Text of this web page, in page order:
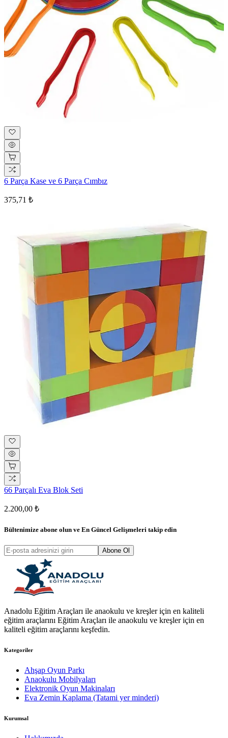
6 Parça Kase ve 6 Parça Cımbız
375,71 ₺
66 Parçalı Eva Blok Seti
2.200,00 ₺
Bültenimize abone olun ve En Güncel Gelişmeleri takip edin
Abone Ol
Anadolu Eğitim Araçları ile anaokulu ve kreşler için en kaliteli
eğitim araçlarını Eğitim Araçları ile anaokulu ve kreşler için en
kaliteli eğitim araçlarını keşfedin.
Kategoriler
Ahşap Oyun Parkı
Anaokulu Mobilyaları
Elektronik Oyun Makinaları
Eva Zemin Kaplama (Tatami yer minderi)
Kurumsal